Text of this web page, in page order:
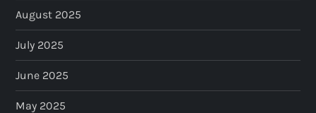
August 2025
July 2025
June 2025
May 2025